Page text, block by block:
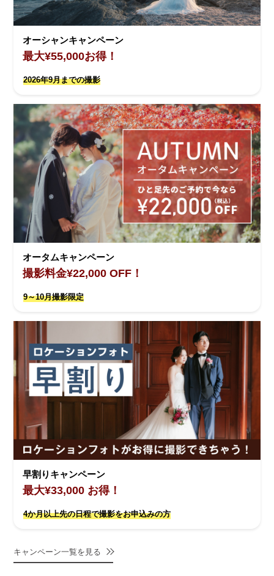
オーシャンキャンペーン
最大¥55,000お得！
2026年9月までの撮影
オータムキャンペーン
撮影料金¥22,000 OFF！
9～10月撮影限定
早割りキャンペーン
最大¥33,000 お得！
4か月以上先の日程で撮影をお申込みの方
キャンペーン一覧を見る